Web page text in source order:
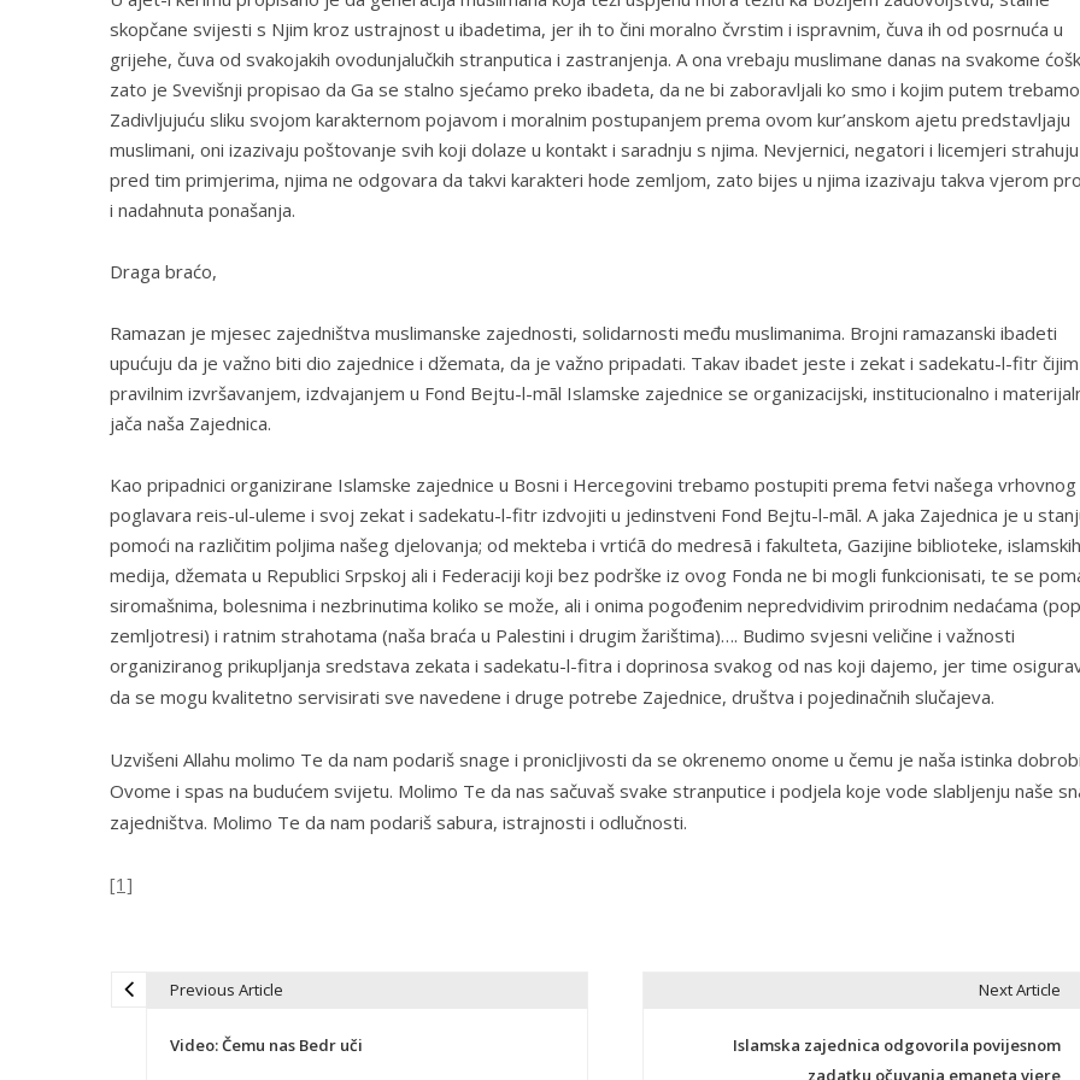
skopčane svijesti s Njim kroz ustrajnost u ibadetima, jer ih to čini moralno čvrstim i ispravnim, čuva ih od posrnuća u
grijehe, čuva od svakojakih ovodunjalučkih stranputica i zastranjenja. A ona vrebaju muslimane danas na svakome
zato je Svevišnji propisao da Ga se stalno sjećamo preko ibadeta, da ne bi zaboravljali ko smo i kojim putem trebamo
Zadivljujuću sliku svojom karakternom pojavom i moralnim postupanjem prema ovom kur’anskom ajetu predstavljaju
muslimani, oni izazivaju poštovanje svih koji dolaze u kontakt i saradnju s njima. Nevjernici, negatori i licemjeri strahuju
pred tim primjerima, njima ne odgovara da takvi karakteri hode zemljom, zato bijes u njima izazivaju takva vjerom
i nadahnuta ponašanja.
Draga braćo,
Ramazan je mjesec zajedništva muslimanske zajednosti, solidarnosti među muslimanima. Brojni ramazanski ibadeti
upućuju da je važno biti dio zajednice i džemata, da je važno pripadati. Takav ibadet jeste i zekat i sadekatu-l-fitr čijim
pravilnim izvršavanjem, izdvajanjem u Fond Bejtu-l-māl Islamske zajednice se organizacijski, institucionalno i
jača naša Zajednica.
Kao pripadnici organizirane Islamske zajednice u Bosni i Hercegovini trebamo postupiti prema fetvi našega vrhovnog
poglavara reis-ul-uleme i svoj zekat i sadekatu-l-fitr izdvojiti u jedinstveni Fond Bejtu-l-māl. A jaka Zajednica je u
pomoći na različitim poljima našeg djelovanja; od mekteba i vrtićā do medresā i fakulteta, Gazijine biblioteke, islamskih
medija, džemata u Republici Srpskoj ali i Federaciji koji bez podrške iz ovog Fonda ne bi mogli funkcionisati, te se
siromašnima, bolesnima i nezbrinutima koliko se može, ali i onima pogođenim nepredvidivim prirodnim nedaćama
zemljotresi) i ratnim strahotama (naša braća u Palestini i drugim žarištima)…. Budimo svjesni veličine i važnosti
organiziranog prikupljanja sredstava zekata i sadekatu-l-fitra i doprinosa svakog od nas koji dajemo, jer time
da se mogu kvalitetno servisirati sve navedene i druge potrebe Zajednice, društva i pojedinačnih slučajeva.
Uzvišeni Allahu molimo Te da nam podariš snage i pronicljivosti da se okrenemo onome u čemu je naša istinka
Ovome i spas na budućem svijetu. Molimo Te da nas sačuvaš svake stranputice i podjela koje vode slabljenju naše
zajedništva. Molimo Te da nam podariš sabura, istrajnosti i odlučnosti.
[1]
Previous Article
Video: Čemu nas Bedr uči
Next Article
Islamska zajednica odgovorila povijesnom
zadatku očuvanja emaneta vjere